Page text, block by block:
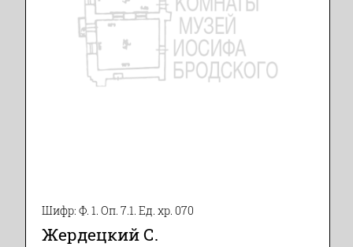
Шифр: Ф. 1. Оп. 7.1. Ед. хр. 070
Жердецкий С.